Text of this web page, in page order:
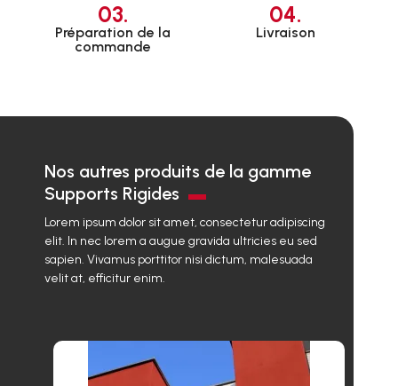
03.
Préparation de la
commande
04.
Livraison
Nos autres produits de la gamme
Supports Rigides
Lorem ipsum dolor sit amet, consectetur adipiscing
elit. In nec lorem a augue gravida ultricies eu sed
sapien. Vivamus porttitor nisi dictum, malesuada
velit at, efficitur enim.